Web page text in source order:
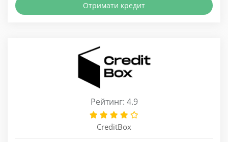
Отримати кредит
Рейтинг: 4.9
CreditBox